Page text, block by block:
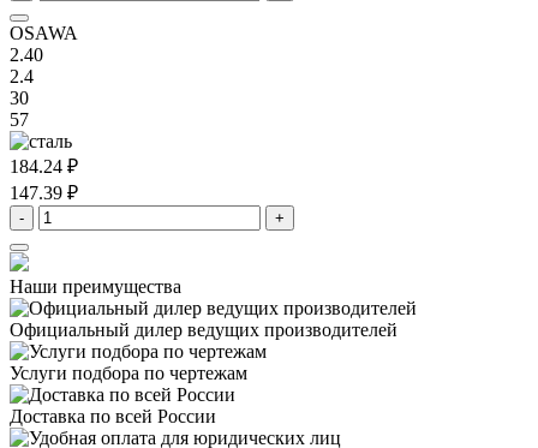
OSAWA
2.40
2.4
30
57
184.24 ₽
147.39 ₽
- +
Наши преимущества
Официальный дилер ведущих производителей
Услуги подбора по чертежам
Доставка по всей России